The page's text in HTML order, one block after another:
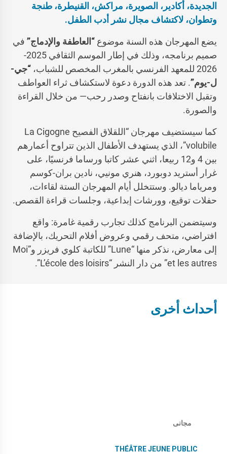
الجديدة، أكادير، الصويرة، مراكش، القنيطرة، طنجة
وتطوان، لاكتشاف مجال نشر أدب الطفل.
يضع المهرجان هذه السنة موضوع “العاطفة والإدماج” في
صميم برنامجه، وذلك في إطار الموسم الثقافي 2025-
2026 للمعهد الفرنسي بالمغرب المخصص للشباب،
“جي-
ل-يوم”. تعد هذه الدورة دعوة لاستكشاف ثراء العواطف
وتقبل الاختلافات بانفتاح وصدر رحب— من خلال القراءة
والصورة.
كما سيستضيف مهرجان “اللقلاق الفصيح La Cigogne
volubile”، الذي يستهدف الأطفال الذين تتراوح أعمارهم
بين 4 و12 ربيعا، اثني عشر كاتبا ورساما فرنسيًا، على
غرار أستريد دوبورد، هنري مونيي، نادين بران-كوسم
ومرياما ديالو. وستتخلل أيام المهرجان الستة لقاءات،
حفلات توقيع، وورشات إبداعية، وجلسات قراءة القصص.
وسيتضمن البرنامج كذلك تجارب رقمية غامرة: واقع
افتراضي، متحف رقمي وعروض أفلام التحريك، بالإضافة
إلى معارض، نذكر منها “Lune” للكاتبة كلوي فريزر و”Moi
et les autres” من دار النشر “L’école des loisirs”.
أحداث أخرى
مجانى
THÉÂTRE JEUNE PUBLIC